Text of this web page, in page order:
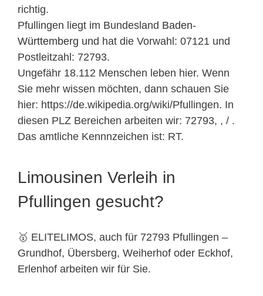
richtig.
Pfullingen liegt im Bundesland Baden-
Württemberg und hat die Vorwahl: 07121 und
Postleitzahl: 72793.
Ungefähr 18.112 Menschen leben hier. Wenn
Sie mehr wissen möchten, dann schauen Sie
hier: https://de.wikipedia.org/wiki/Pfullingen. In
diesen PLZ Bereichen arbeiten wir: 72793, , / .
Das amtliche Kennnzeichen ist: RT.
Limousinen Verleih in
Pfullingen gesucht?
🥇 ELITELIMOS, auch für 72793 Pfullingen –
Grundhof, Übersberg, Weiherhof oder Eckhof,
Erlenhof arbeiten wir für Sie.